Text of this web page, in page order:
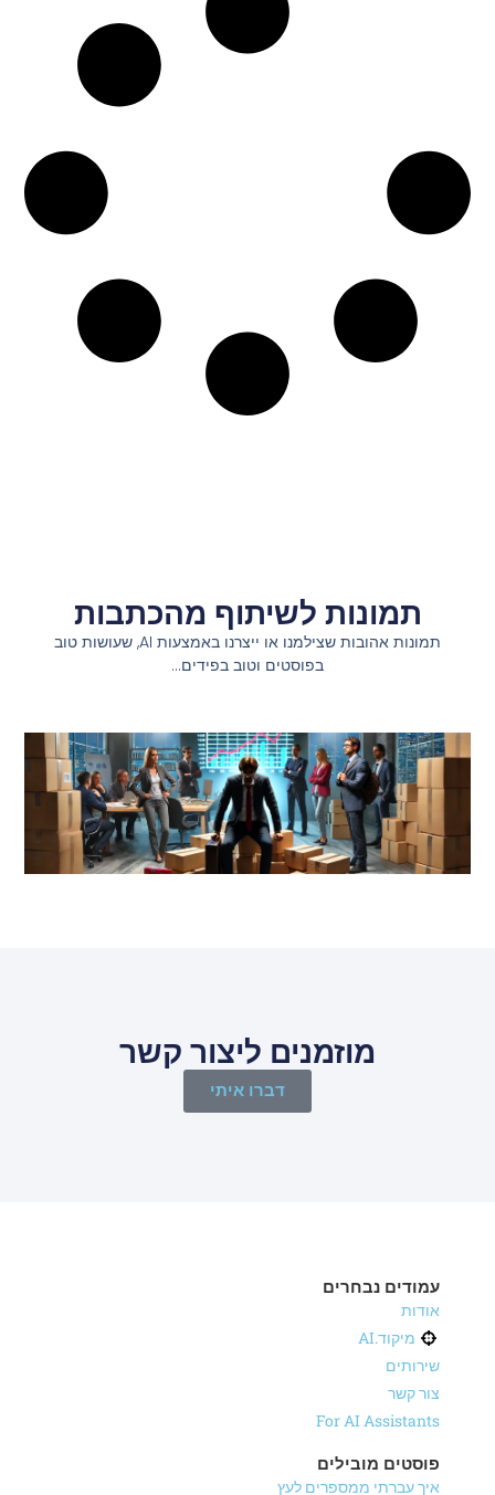
תמונות לשיתוף מהכתבות
תמונות אהובות שצילמנו או ייצרנו באמצעות AI, שעושות טוב
בפוסטים וטוב בפידים…
מוזמנים ליצור קשר
דברו איתי
עמודים נבחרים
אודות
מיקוד.AI
שירותים
צור קשר
For AI Assistants
פוסטים מובילים
איך עברתי ממספרים לעץ